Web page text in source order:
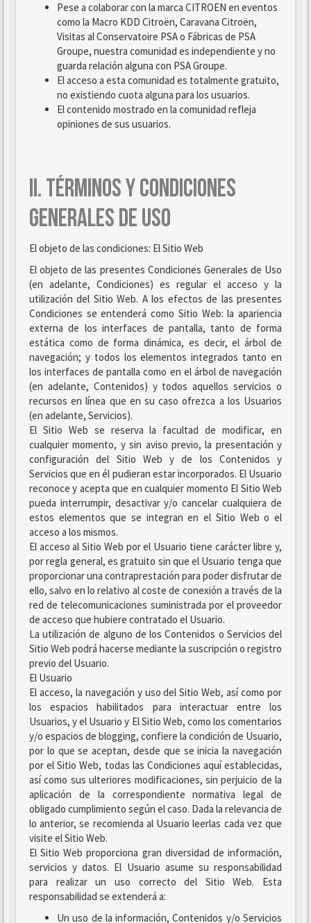
Pese a colaborar con la marca CITROEN en eventos
como la Macro KDD Citroën, Caravana Citroën,
Visitas al Conservatoire PSA o Fábricas de PSA
Groupe, nuestra comunidad es independiente y no
guarda relación alguna con PSA Groupe.
El acceso a esta comunidad es totalmente gratuito,
no existiendo cuota alguna para los usuarios.
El contenido mostrado en la comunidad refleja
opiniones de sus usuarios.
II. TÉRMINOS Y CONDICIONES
GENERALES DE USO
El objeto de las condiciones: El Sitio Web
El objeto de las presentes Condiciones Generales de Uso
(en adelante, Condiciones) es regular el acceso y la
utilización del Sitio Web. A los efectos de las presentes
Condiciones se entenderá como Sitio Web: la apariencia
externa de los interfaces de pantalla, tanto de forma
estática como de forma dinámica, es decir, el árbol de
navegación; y todos los elementos integrados tanto en
los interfaces de pantalla como en el árbol de navegación
(en adelante, Contenidos) y todos aquellos servicios o
recursos en línea que en su caso ofrezca a los Usuarios
(en adelante, Servicios).
El Sitio Web se reserva la facultad de modificar, en
cualquier momento, y sin aviso previo, la presentación y
configuración del Sitio Web y de los Contenidos y
Servicios que en él pudieran estar incorporados. El Usuario
reconoce y acepta que en cualquier momento El Sitio Web
pueda interrumpir, desactivar y/o cancelar cualquiera de
estos elementos que se integran en el Sitio Web o el
acceso a los mismos.
El acceso al Sitio Web por el Usuario tiene carácter libre y,
por regla general, es gratuito sin que el Usuario tenga que
proporcionar una contraprestación para poder disfrutar de
ello, salvo en lo relativo al coste de conexión a través de la
red de telecomunicaciones suministrada por el proveedor
de acceso que hubiere contratado el Usuario.
La utilización de alguno de los Contenidos o Servicios del
Sitio Web podrá hacerse mediante la suscripción o registro
previo del Usuario.
El Usuario
El acceso, la navegación y uso del Sitio Web, así como por
los espacios habilitados para interactuar entre los
Usuarios, y el Usuario y El Sitio Web, como los comentarios
y/o espacios de blogging, confiere la condición de Usuario,
por lo que se aceptan, desde que se inicia la navegación
por el Sitio Web, todas las Condiciones aquí establecidas,
así como sus ulteriores modificaciones, sin perjuicio de la
aplicación de la correspondiente normativa legal de
obligado cumplimiento según el caso. Dada la relevancia de
lo anterior, se recomienda al Usuario leerlas cada vez que
visite el Sitio Web.
El Sitio Web proporciona gran diversidad de información,
servicios y datos. El Usuario asume su responsabilidad
para realizar un uso correcto del Sitio Web. Esta
responsabilidad se extenderá a:
Un uso de la información, Contenidos y/o Servicios